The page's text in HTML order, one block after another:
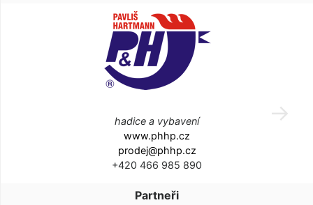
hadice a vybavení
www.phhp.cz
prodej@phhp.cz
+420 466 985 890
Partneři